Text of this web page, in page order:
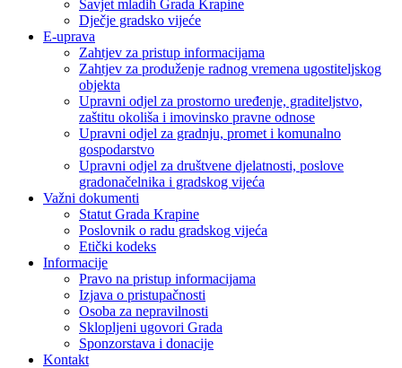
Savjet mladih Grada Krapine
Dječje gradsko vijeće
E-uprava
Zahtjev za pristup informacijama
Zahtjev za produženje radnog vremena ugostiteljskog
objekta
Upravni odjel za prostorno uređenje, graditeljstvo,
zaštitu okoliša i imovinsko pravne odnose
Upravni odjel za gradnju, promet i komunalno
gospodarstvo
Upravni odjel za društvene djelatnosti, poslove
gradonačelnika i gradskog vijeća
Važni dokumenti
Statut Grada Krapine
Poslovnik o radu gradskog vijeća
Etički kodeks
Informacije
Pravo na pristup informacijama
Izjava o pristupačnosti
Osoba za nepravilnosti
Sklopljeni ugovori Grada
Sponzorstava i donacije
Kontakt